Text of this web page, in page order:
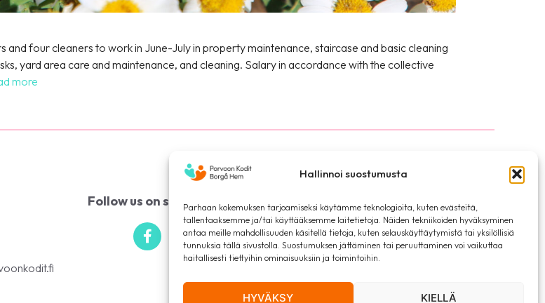
Hallinnoi suostumusta
Parhaan kokemuksen tarjoamiseksi käytämme teknologioita, kuten evästeitä,
tallentaaksemme ja/tai käyttääksemme laitetietoja. Näiden tekniikoiden hyväksyminen
antaa meille mahdollisuuden käsitellä tietoja, kuten selauskäyttäytymistä tai yksilöllisiä
tunnuksia tällä sivustolla. Suostumuksen jättäminen tai peruuttaminen voi vaikuttaa
haitallisesti tiettyihin ominaisuuksiin ja toimintoihin.
HYVÄKSY KIELLÄ
four cleaners to work in June-July in property maintenance, staircase and basic cleaning
yard area care and maintenance, and cleaning. Salary in accordance with the collective
more
Follow us on social media Privacy Statement